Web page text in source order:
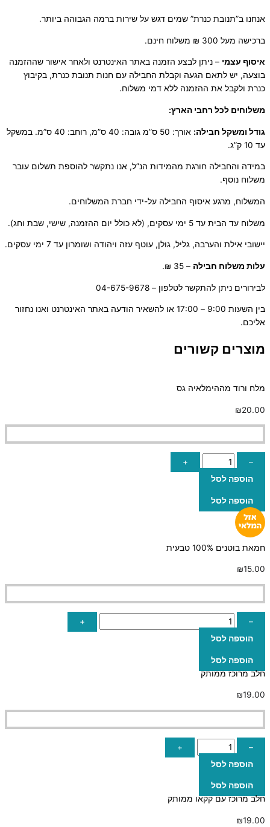
אנחנו ב”תנובת כנרת” שמים דגש על שירות ברמה הגבוהה ביותר.
ברכישה מעל 300 ₪ משלוח חינם.
איסוף עצמי – ניתן לבצע הזמנה באתר האינטרנט ולאחר אישור שההזמנה
בוצעה, יש לתאם הגעה וקבלת החבילה עם חנות תנובת כנרת, בקיבוץ
כנרת ולקבל את ההזמנה ללא דמי משלוח.
משלוחים לכל רחבי הארץ:
גודל ומשקל חבילה:
אורך: 50 ס”מ גובה: 40 ס”מ, רוחב: 40 ס”מ. במשקל
עד 10 ק”ג.
במידה והחבילה חורגת מהמידות הנ”ל, אנו נתקשר להוספת תשלום עובר
משלוח נוסף.
המשלוח, מרגע איסוף החבילה על-ידי חברת המשלוחים.
משלוח עד הבית עד 5 ימי עסקים, (לא כולל יום ההזמנה, שישי, שבת וחג).
יישובי אילת והערבה, גליל, גולן, עוטף עזה ויהודה ושומרון עד 7 ימי עסקים.
עלות משלוח חבילה – 35 ₪.
לבירורים ניתן להתקשר לטלפון – 04-675-9678
בין השעות 9:00 – 17:00 או להשאיר הודעה באתר האינטרנט ואנו נחזור
אליכם.
מוצרים קשורים
מלח ורוד מההימלאיה גס
₪20.00
–
+
הוספה לסל
הוספה לסל
חמאת בוטנים 100% טבעית
₪15.00
–
+
הוספה לסל
הוספה לסל
חלב מרוכז ממותק
₪19.00
–
+
הוספה לסל
הוספה לסל
חלב מרוכז עם קקאו ממותק
₪19.00